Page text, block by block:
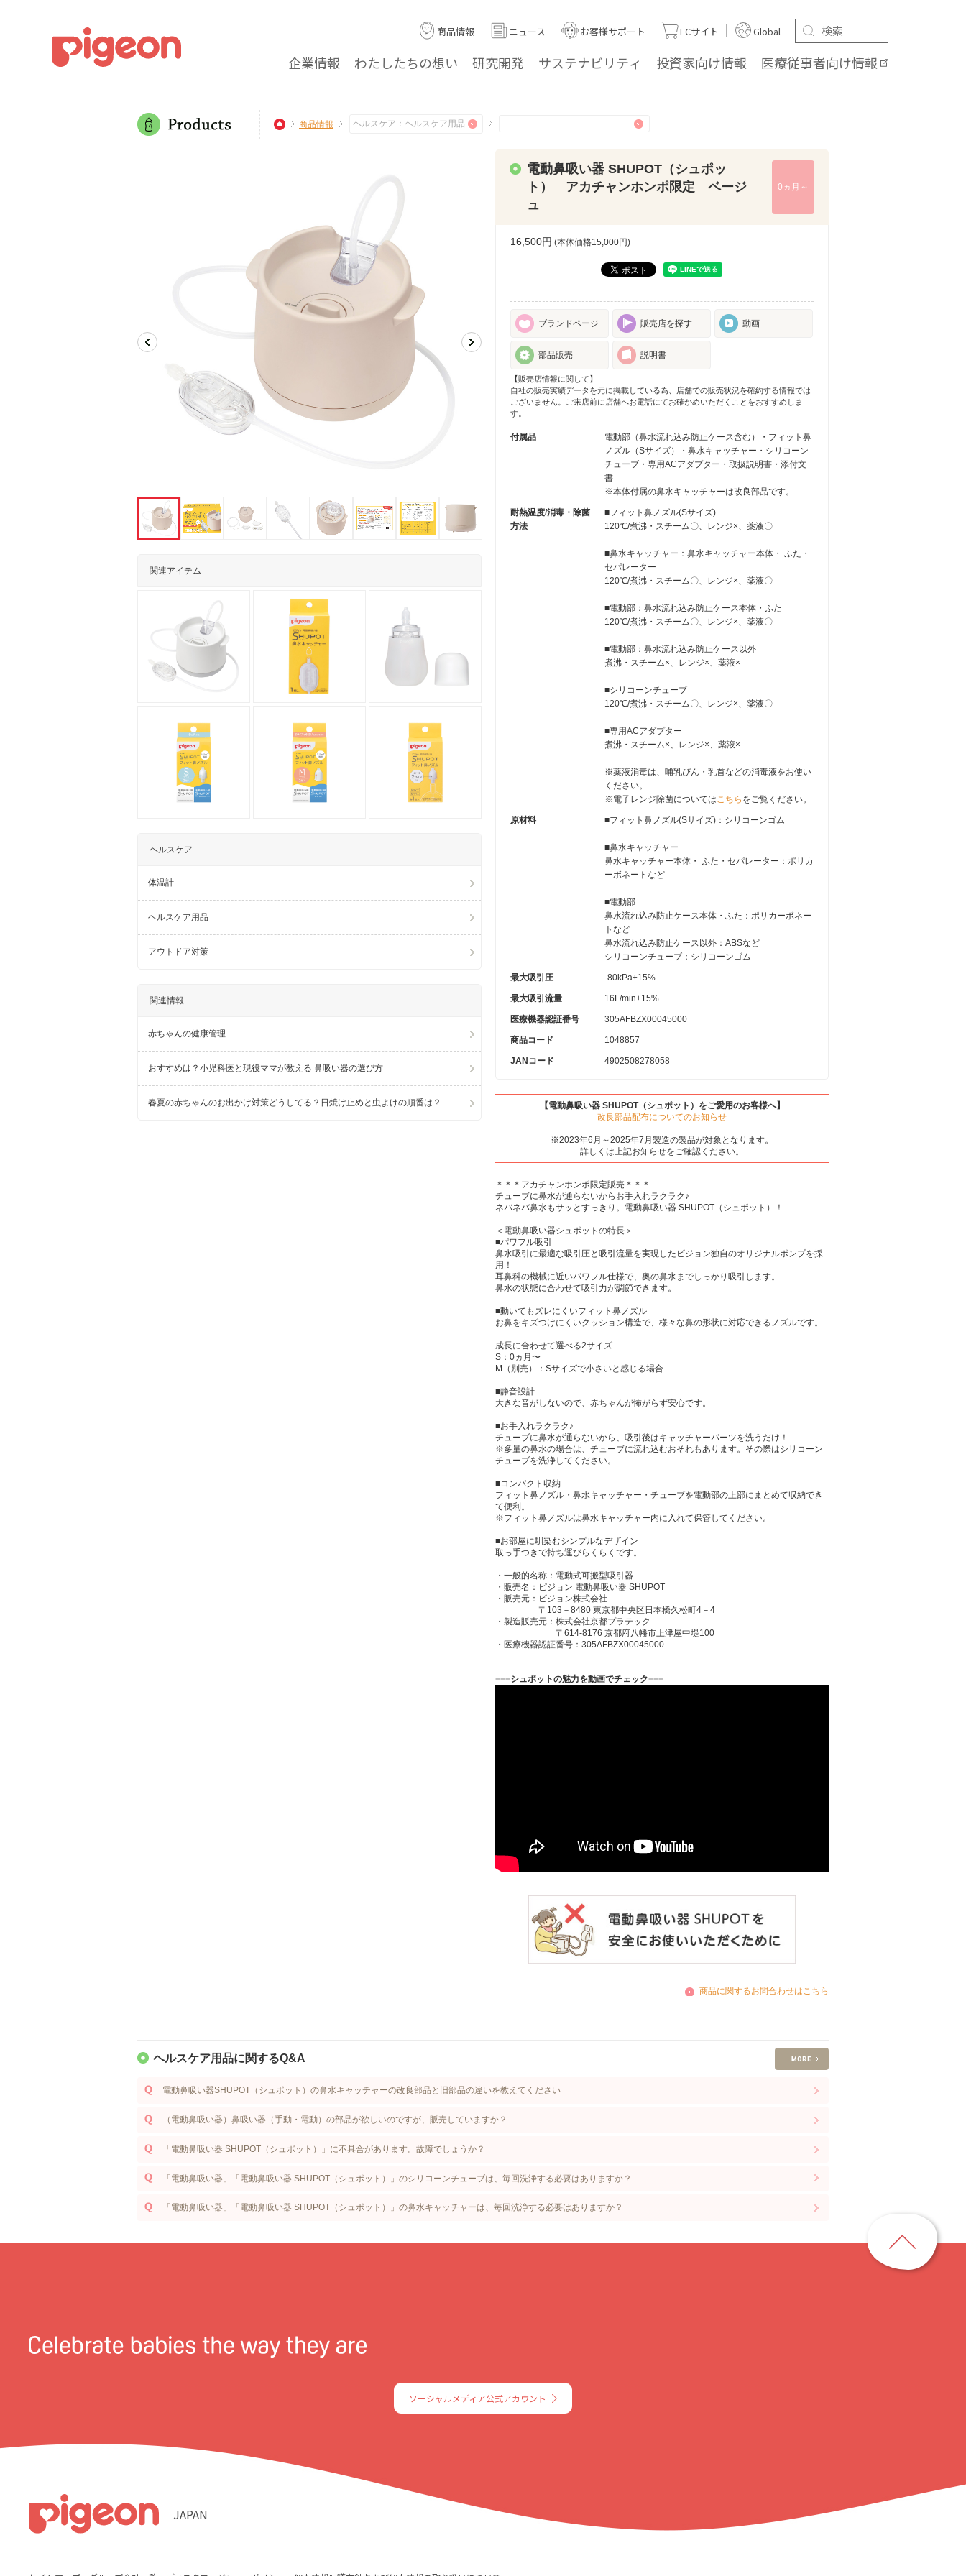
企業情報 わたしたちの想い 研究開発 サステナビリティ 投資家向け情報 医療従事者向け情報
商品情報 ニュース お客様サポート ECサイト Global
商品情報
関連アイテム
ヘルスケア
体温計
ヘルスケア用品
アウトドア対策
関連情報
赤ちゃんの健康管理
おすすめは？小児科医と現役ママが教える 鼻吸い器の選び方
春夏の赤ちゃんのお出かけ対策どうしてる？日焼け止めと虫よけの順番は？
電動鼻吸い器 SHUPOT（シュポッ
ト） アカチャンホンポ限定 ベージ
ュ
0ヵ月～
16,500円 (本体価格15,000円)
ブランドページ 販売店を探す 動画
部品販売 説明書
【販売店情報に関して】
自社の販売実績データを元に掲載している為、店舗での販売状況を確約する情報では
ございません。ご来店前に店舗へお電話にてお確かめいただくことをおすすめしま
す。
付属品
電動部（鼻水流れ込み防止ケース含む）・フィット鼻
ノズル（Sサイズ）・鼻水キャッチャー・シリコーン
チューブ・専用ACアダプター・取扱説明書・添付文
書
※本体付属の鼻水キャッチャーは改良部品です。
耐熱温度/消毒・除菌
方法
■フィット鼻ノズル(Sサイズ)
120℃/煮沸・スチーム〇、レンジ×、薬液〇
■鼻水キャッチャー：鼻水キャッチャー本体・ ふた・
セパレーター
120℃/煮沸・スチーム〇、レンジ×、薬液〇
■電動部：鼻水流れ込み防止ケース本体・ふた
120℃/煮沸・スチーム〇、レンジ×、薬液〇
■電動部：鼻水流れ込み防止ケース以外
煮沸・スチーム×、レンジ×、薬液×
■シリコーンチューブ
120℃/煮沸・スチーム〇、レンジ×、薬液〇
■専用ACアダプター
煮沸・スチーム×、レンジ×、薬液×
※薬液消毒は、哺乳びん・乳首などの消毒液をお使い
ください。
※電子レンジ除菌についてはこちら をご覧ください。
原材料 ■フィット鼻ノズル(Sサイズ)：シリコーンゴム
■鼻水キャッチャー
鼻水キャッチャー本体・ ふた・セパレーター：ポリカ
ーボネートなど
■電動部
鼻水流れ込み防止ケース本体・ふた：ポリカーボネー
トなど
鼻水流れ込み防止ケース以外：ABSなど
シリコーンチューブ：シリコーンゴム
最大吸引圧 -80kPa±15%
最大吸引流量 16L/min±15%
医療機器認証番号 305AFBZX00045000
商品コード 1048857
JANコード 4902508278058
【電動鼻吸い器 SHUPOT（シュポット）をご愛用のお客様へ】
改良部品配布についてのお知らせ
※2023年6月～2025年7月製造の製品が対象となります。
詳しくは上記お知らせをご確認ください。
＊＊＊アカチャンホンポ限定販売＊＊＊
チューブに鼻水が通らないからお手入れラクラク♪
ネバネバ鼻水もサッとすっきり。電動鼻吸い器 SHUPOT（シュポット）！
＜電動鼻吸い器シュポットの特長＞
■パワフル吸引
鼻水吸引に最適な吸引圧と吸引流量を実現したピジョン独自のオリジナルポンプを採
用！
耳鼻科の機械に近いパワフル仕様で、奥の鼻水までしっかり吸引します。
鼻水の状態に合わせて吸引力が調節できます。
■動いてもズレにくいフィット鼻ノズル
お鼻をキズつけにくいクッション構造で、様々な鼻の形状に対応できるノズルです。
成長に合わせて選べる2サイズ
S：0ヵ月〜
M（別売）：Sサイズで小さいと感じる場合
■静音設計
大きな音がしないので、赤ちゃんが怖がらず安心です。
■お手入れラクラク♪
チューブに鼻水が通らないから、吸引後はキャッチャーパーツを洗うだけ！
※多量の鼻水の場合は、チューブに流れ込むおそれもあります。その際はシリコーン
チューブを洗浄してください。
■コンパクト収納
フィット鼻ノズル・鼻水キャッチャー・チューブを電動部の上部にまとめて収納でき
て便利。
※フィット鼻ノズルは鼻水キャッチャー内に入れて保管してください。
■お部屋に馴染むシンプルなデザイン
取っ手つきで持ち運びらくらくです。
・一般的名称：電動式可搬型吸引器
・販売名：ピジョン 電動鼻吸い器 SHUPOT
・販売元：ピジョン株式会社
〒103－8480 東京都中央区日本橋久松町4－4
・製造販売元：株式会社京都プラテック
〒614-8176 京都府八幡市上津屋中堤100
・医療機器認証番号：305AFBZX00045000
===シュポットの魅力を動画でチェック===
商品に関するお問合わせはこちら
ヘルスケア用品に関するQ&A
電動鼻吸い器SHUPOT（シュポット）の鼻水キャッチャーの改良部品と旧部品の違いを教えてください
（電動鼻吸い器）鼻吸い器（手動・電動）の部品が欲しいのですが、販売していますか？
「電動鼻吸い器 SHUPOT（シュポット）」に不具合があります。故障でしょうか？
「電動鼻吸い器」「電動鼻吸い器 SHUPOT（シュポット）」のシリコーンチューブは、毎回洗浄する必要はありますか？
「電動鼻吸い器」「電動鼻吸い器 SHUPOT（シュポット）」の鼻水キャッチャーは、毎回洗浄する必要はありますか？
ソーシャルメディア公式アカウント
JAPAN
ジ